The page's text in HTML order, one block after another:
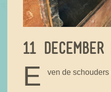
11 DECEMBER
E ven de schouders